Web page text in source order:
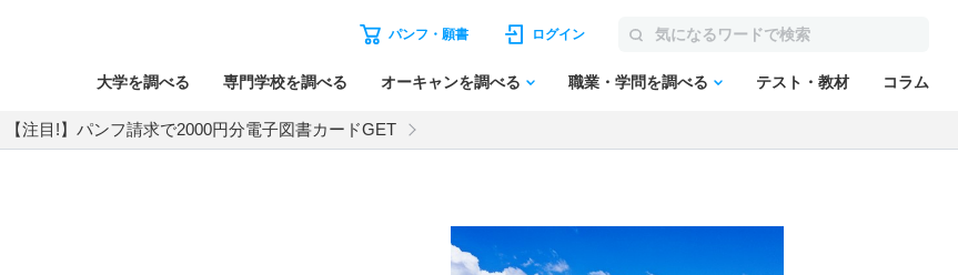
パンフ・願書 ログイン
大学を調べる 専門学校を調べる オーキャンを調べる 職業・学問を調べる テスト・教材 コラム
【注目!】パンフ請求で2000円分電子図書カードGET